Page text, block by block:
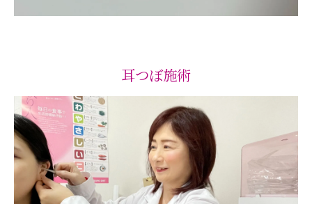
耳つぼ施術